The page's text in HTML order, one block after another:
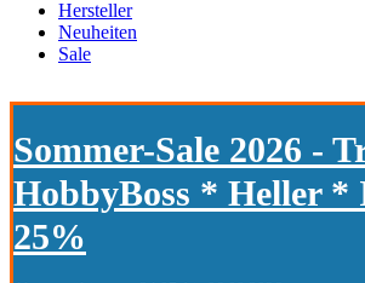
Hersteller
Neuheiten
Sale
Sommer-Sale 2026 -
HobbyBoss * Heller *
25%